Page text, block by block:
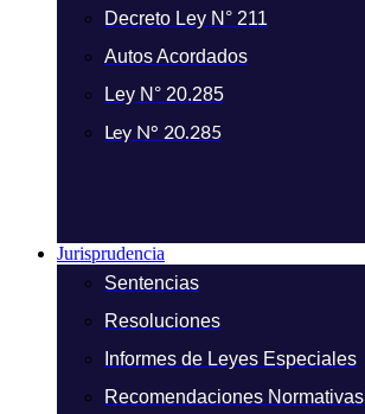
Decreto Ley N° 211
Autos Acordados
Ley N° 20.285
Ley N° 20.285
Jurisprudencia
Sentencias
Resoluciones
Informes de Leyes Especiales
Recomendaciones Normativas